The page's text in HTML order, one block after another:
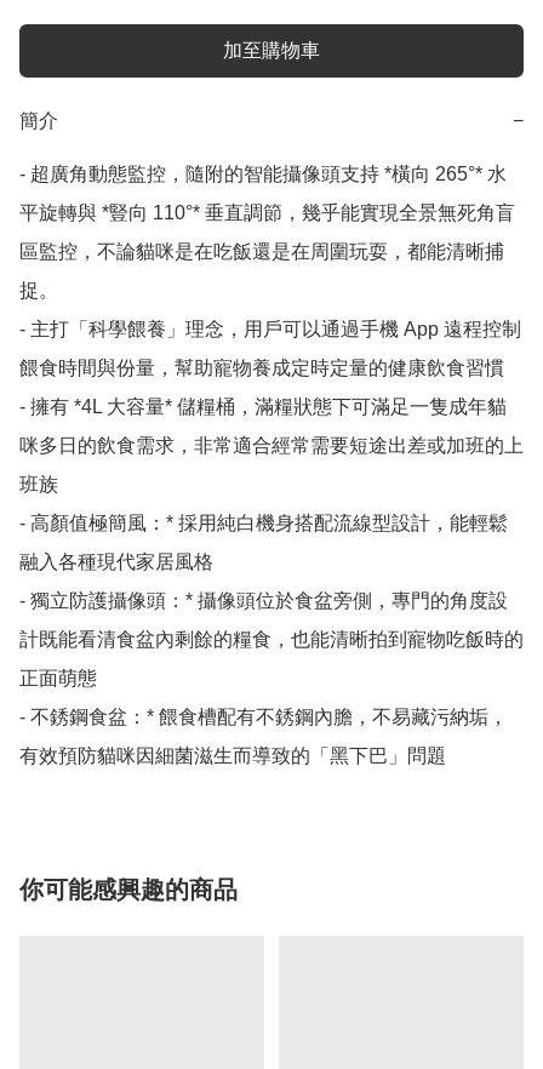
加至購物車
簡介 −
- 超廣角動態監控，隨附的智能攝像頭支持 *橫向 265°* 水
平旋轉與 *豎向 110°* 垂直調節，幾乎能實現全景無死角盲
區監控，不論貓咪是在吃飯還是在周圍玩耍，都能清晰捕
捉。
- 主打「科學餵養」理念，用戶可以通過手機 App 遠程控制
餵食時間與份量，幫助寵物養成定時定量的健康飲食習慣
- 擁有 *4L 大容量* 儲糧桶，滿糧狀態下可滿足一隻成年貓
咪多日的飲食需求，非常適合經常需要短途出差或加班的上
班族
- 高顏值極簡風：* 採用純白機身搭配流線型設計，能輕鬆
融入各種現代家居風格
- 獨立防護攝像頭：* 攝像頭位於食盆旁側，專門的角度設
計既能看清食盆內剩餘的糧食，也能清晰拍到寵物吃飯時的
正面萌態
- 不銹鋼食盆：* 餵食槽配有不銹鋼內膽，不易藏污納垢，
有效預防貓咪因細菌滋生而導致的「黑下巴」問題
你可能感興趣的商品